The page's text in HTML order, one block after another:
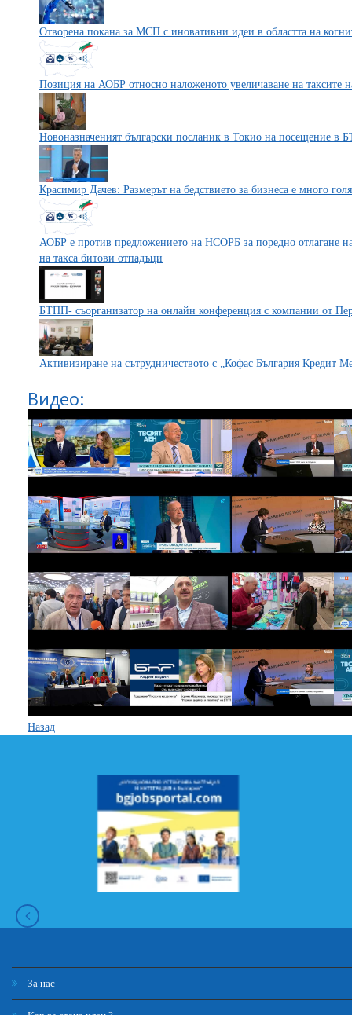
Отворена покана за МСП с иновативни идеи в областта на
Позиция на АОБР относно наложеното увеличаване на таксите
Новоназначеният български посланик в Токио на посещение в
Красимир Дачев: Размерът на бедствието за бизнеса е много
АОБР е против предложението на НСОРБ за поредно отлагане на
на такса битови отпадъци
БТПП- съорганизатор на онлайн конференция с компании от
Активизиране на сътрудничеството с „Кофас България
Видео:
Назад
За нас